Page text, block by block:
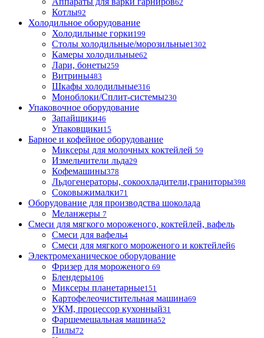
62
Котлы92
Холодильное оборудование
Холодильные горки199
Столы холодильные/морозильные1302
Камеры холодильные62
Лари, бонеты259
Витрины483
Шкафы холодильные316
Моноблоки/Сплит-системы230
Упаковочное оборудование
Запайщики46
Упаковщики15
Барное и кофейное оборудование
Миксеры для молочных коктейлей 59
Измельчители льда29
Кофемашины378
Льдогенераторы, сокоохладители,граниторы398
Соковыжималки71
Оборудование для производства шоколада
Меланжеры 7
Смеси для мягкого мороженого, коктейлей, вафель
Смеси для вафель4
Смеси для мягкого мороженого и коктейлей6
Электромеханическое оборудование
Фризер для мороженого 69
Блендеры106
Миксеры планетарные151
Картофелеочистительная машина69
УКМ, процессор кухонный31
Фаршемешальная машина52
Пилы72